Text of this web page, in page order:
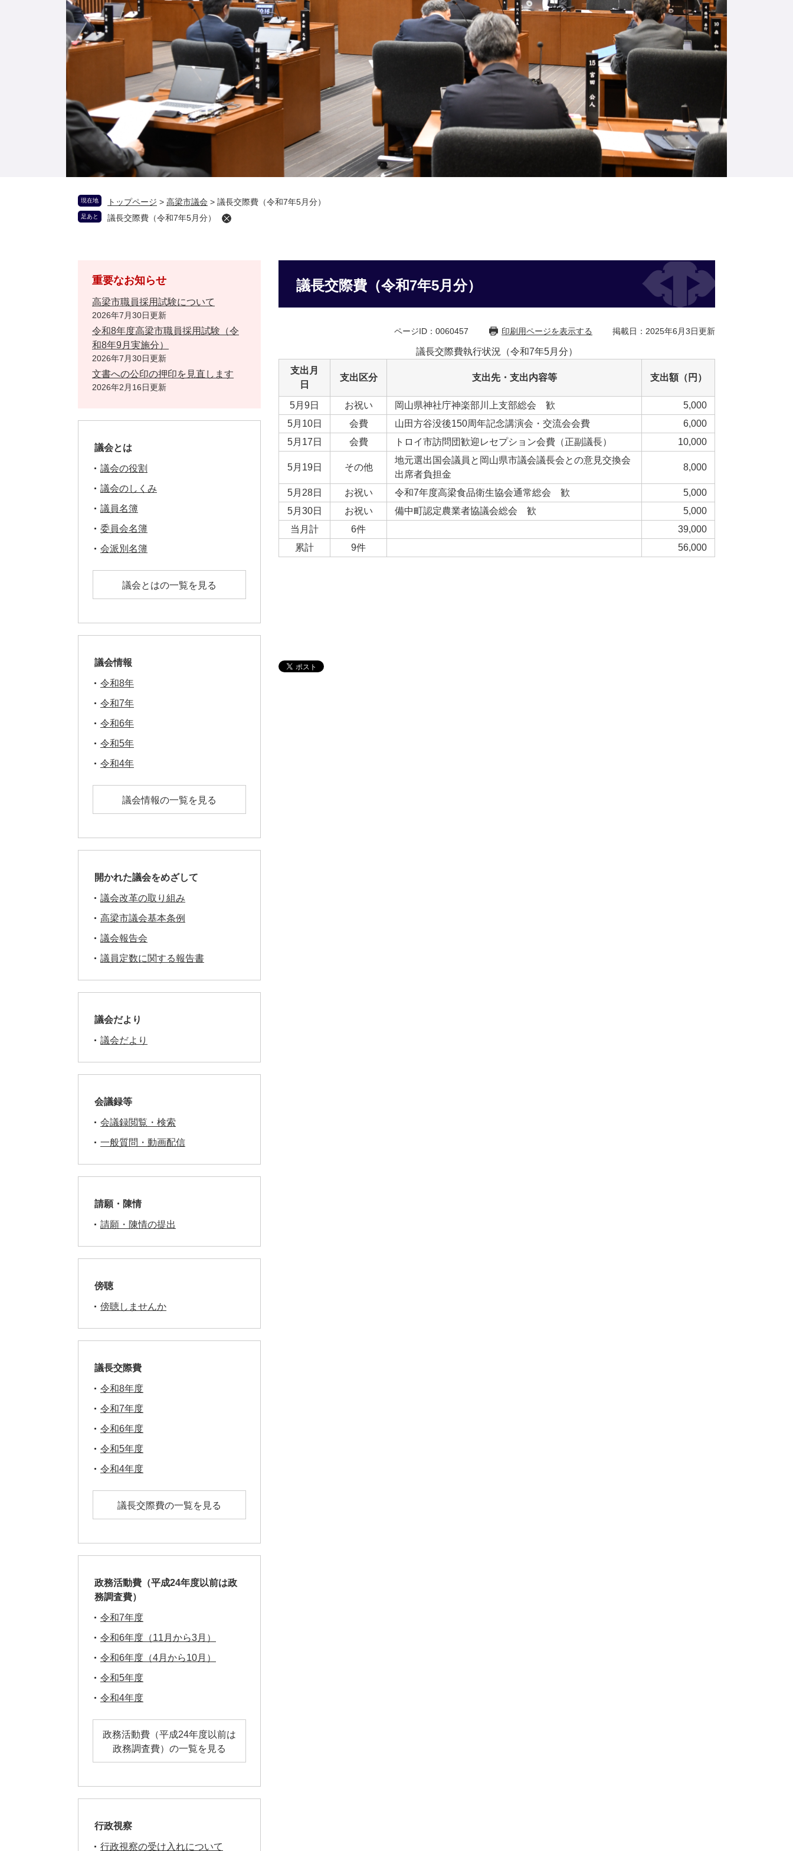
現在地 トップページ > 高梁市議会 > 議長交際費（令和7年5月分）
足あと 議長交際費（令和7年5月分）
議長交際費（令和7年5月分）
ページID：0060457 印刷用ページを表示する 掲載日：2025年6月3日更新
議長交際費執行状況（令和7年5月分）
支出月
日
支出区分 支出先・支出内容等 支出額（円）
5月9日 お祝い 岡山県神社庁神楽部川上支部総会 歓
5,000
5月10日
会費 山田方谷没後150周年記念講演会・交流会会費
6,000
5月17日
会費 トロイ市訪問団歓迎レセプション会費（正副議長） 10,000
5月19日 その他
地元選出国会議員と岡山県市議会議長会との意見交換会
出席者負担金
8,000
5月28日 お祝い 令和7年度高梁食品衛生協会通常総会 歓
5,000
5月30日
お祝い 備中町認定農業者協議会総会 歓
5,000
当月計
6件
39,000
累計
9件 56,000
重要なお知らせ
高梁市職員採用試験について
2026年7月30日更新
令和8年度高梁市職員採用試験（令
和8年9月実施分）
2026年7月30日更新
文書への公印の押印を見直します
2026年2月16日更新
議会とは
議会の役割
議会のしくみ
議員名簿
委員会名簿
会派別名簿
議会とはの一覧を見る
議会情報
令和8年
令和7年
令和6年
令和5年
令和4年
議会情報の一覧を見る
開かれた議会をめざして
議会改革の取り組み
高梁市議会基本条例
議会報告会
議員定数に関する報告書
議会だより
議会だより
会議録等
会議録閲覧・検索
一般質問・動画配信
請願・陳情
請願・陳情の提出
傍聴
傍聴しませんか
議長交際費
令和8年度
令和7年度
令和6年度
令和5年度
令和4年度
議長交際費の一覧を見る
政務活動費（平成24年度以前は政
務調査費）
令和7年度
令和6年度（11月から3月）
令和6年度（4月から10月）
令和5年度
令和4年度
政務活動費（平成24年度以前は
政務調査費）の一覧を見る
行政視察
行政視察の受け入れについて